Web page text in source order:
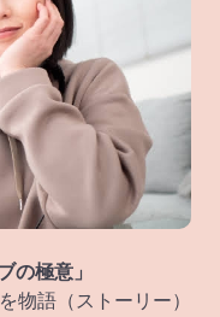
の極意」
物語（ストーリー）